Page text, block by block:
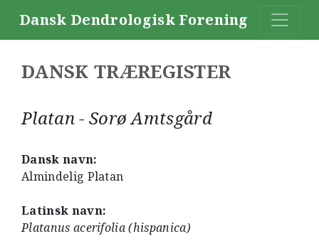
Dansk Dendrologisk Forening
DANSK TRÆREGISTER
Platan - Sorø Amtsgård
Dansk navn:
Almindelig Platan
Latinsk navn:
Platanus acerifolia (hispanica)